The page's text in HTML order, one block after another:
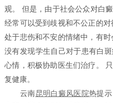
观。 但是，由于社会公众对白
经常可以受到歧视和不公正的
处于悲伤和不安的情绪中，有
没有发现学生自己对于患有白
心情，积极协助医生们治疗。
复健康。
云南昆明白癜风医院热提